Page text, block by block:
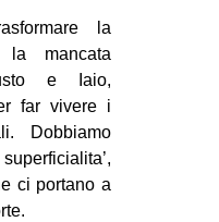
la
mancata
e Iaio,
far vivere i
Dobbiamo
ci portano a